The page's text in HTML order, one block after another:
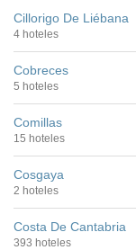
Cillorigo De Liébana
4 hoteles
Cobreces
5 hoteles
Comillas
15 hoteles
Cosgaya
2 hoteles
Costa De Cantabria
393 hoteles